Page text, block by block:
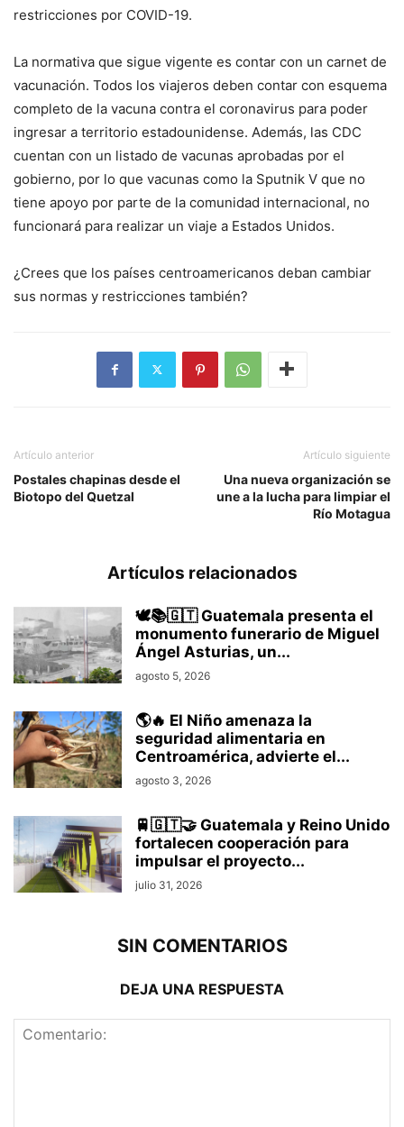
restricciones por COVID-19.
La normativa que sigue vigente es contar con un carnet de
vacunación. Todos los viajeros deben contar con esquema
completo de la vacuna contra el coronavirus para poder
ingresar a territorio estadounidense. Además, las CDC
cuentan con un listado de vacunas aprobadas por el
gobierno, por lo que vacunas como la Sputnik V que no
tiene apoyo por parte de la comunidad internacional, no
funcionará para realizar un viaje a Estados Unidos.
¿Crees que los países centroamericanos deban cambiar
sus normas y restricciones también?
Artículo anterior
Postales chapinas desde el
Biotopo del Quetzal
Artículo siguiente
Una nueva organización se
une a la lucha para limpiar el
Río Motagua
Artículos relacionados
🕊️📚🇬🇹 Guatemala presenta el
monumento funerario de Miguel
Ángel Asturias, un...
agosto 5, 2026
🌎🔥 El Niño amenaza la
seguridad alimentaria en
Centroamérica, advierte el...
agosto 3, 2026
🚆🇬🇹🤝 Guatemala y Reino Unido
fortalecen cooperación para
impulsar el proyecto...
julio 31, 2026
SIN COMENTARIOS
DEJA UNA RESPUESTA